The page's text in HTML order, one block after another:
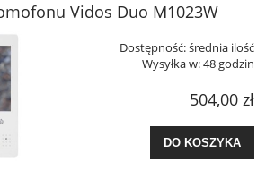
Vidos Duo M1023W
Dostępność:średnia ilość
Wysyłka w:48 godzin
504,00 zł
DO KOSZYKA